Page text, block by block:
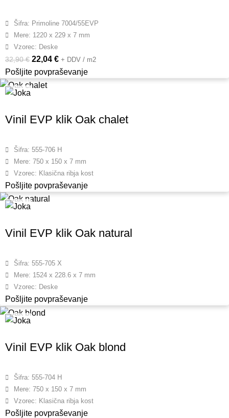
Šifra: Primoline 7004/55EVP
Mere: 1220 x 229 x 7 mm
Vzorec: Deske
32,90€ 22,04 € + DDV / m2
Pošljite povpraševanje
Vinil EVP klik Oak chalet
Šifra: 555-706 H
Mere: 750 x 150 x 7 mm
Vzorec: Klasična ribja kost
Pošljite povpraševanje
Vinil EVP klik Oak natural
Šifra: 555-705 X
Mere: 1524 x 228.6 x 7 mm
Vzorec: Deske
Pošljite povpraševanje
Vinil EVP klik Oak blond
Šifra: 555-704 H
Mere: 750 x 150 x 7 mm
Vzorec: Klasična ribja kost
Pošljite povpraševanje